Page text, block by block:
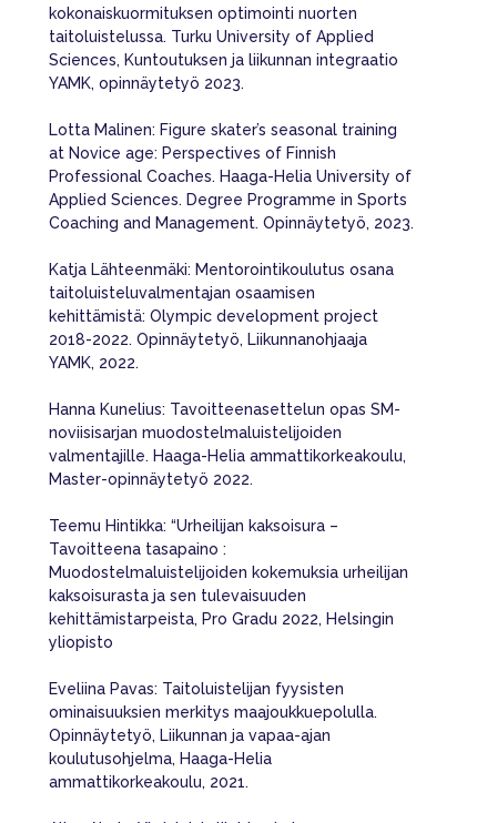
kokonaiskuormituksen optimointi nuorten
taitoluistelussa. Turku University of Applied
Sciences, Kuntoutuksen ja liikunnan integraatio
YAMK, opinnäytetyö 2023.
Lotta Malinen: Figure skater’s seasonal training
at Novice age: Perspectives of Finnish
Professional Coaches. Haaga-Helia University of
Applied Sciences. Degree Programme in Sports
Coaching and Management. Opinnäytetyö, 2023.
Katja Lähteenmäki: Mentorointikoulutus osana
taitoluisteluvalmentajan osaamisen
kehittämistä: Olympic development project
2018-2022. Opinnäytetyö, Liikunnanohjaaja
YAMK, 2022.
Hanna Kunelius: Tavoitteenasettelun opas SM-
noviisisarjan muodostelmaluistelijoiden
valmentajille. Haaga-Helia ammattikorkeakoulu,
Master-opinnäytetyö 2022.
Teemu Hintikka: “Urheilijan kaksoisura –
Tavoitteena tasapaino :
Muodostelmaluistelijoiden kokemuksia urheilijan
kaksoisurasta ja sen tulevaisuuden
kehittämistarpeista, Pro Gradu 2022, Helsingin
yliopisto
Eveliina Pavas: Taitoluistelijan fyysisten
ominaisuuksien merkitys maajoukkuepolulla.
Opinnäytetyö, Liikunnan ja vapaa-ajan
koulutusohjelma, Haaga-Helia
ammattikorkeakoulu, 2021.